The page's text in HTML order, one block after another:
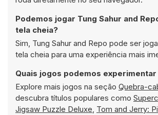
Podemos jogar Tung Sahur and
tela cheia?
Sim, Tung Sahur and Repo pode ser
tela cheia para uma experiência mais
Quais jogos podemos
Explore mais jogos na seção Quebra-
descubra títulos populares como
Jigsaw Puzzle Deluxe, Tom and Jerry: